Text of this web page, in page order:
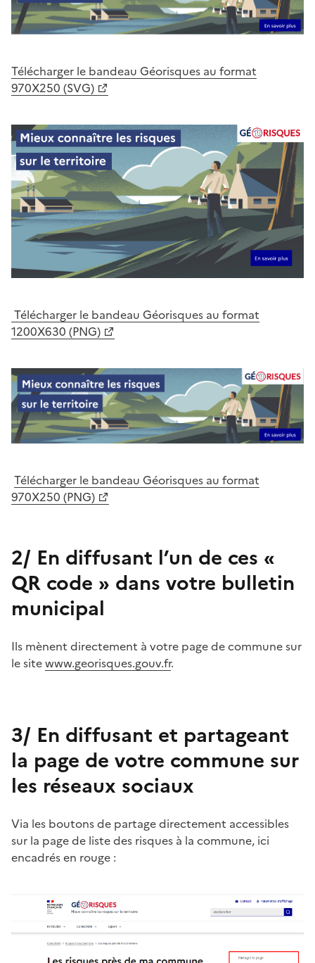
Télécharger le bandeau Géorisques au format
970X250 (SVG)
Télécharger le bandeau Géorisques au format
1200X630 (PNG)
Télécharger le bandeau Géorisques au format
970X250 (PNG)
2/ En diffusant l’un de ces «
QR code » dans votre bulletin
municipal
Ils mènent directement à votre page de commune sur
le sitewww.georisques.gouv.fr.
3/ En diffusant et partageant
la page de votre commune sur
les réseaux sociaux
Via les boutons de partage directement accessibles
sur la page de liste des risques à la commune, ici
encadrés en rouge :